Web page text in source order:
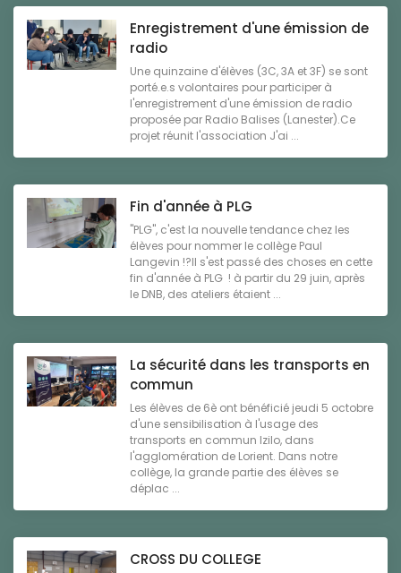
Enregistrement d'une émission de
radio
Une quinzaine d'élèves (3C, 3A et 3F) se sont
porté.e.s volontaires pour participer à
l'enregistrement d'une émission de radio
proposée par Radio Balises (Lanester).Ce
projet réunit l'association J'ai ...
Fin d'année à PLG
"PLG", c'est la nouvelle tendance chez les
élèves pour nommer le collège Paul
Langevin !?Il s'est passé des choses en cette
fin d'année à PLG ! à partir du 29 juin, après
le DNB, des ateliers étaient ...
La sécurité dans les transports en
commun
Les élèves de 6è ont bénéficié jeudi 5 octobre
d'une sensibilisation à l'usage des
transports en commun Izilo, dans
l'agglomération de Lorient. Dans notre
collège, la grande partie des élèves se
déplac ...
CROSS DU COLLEGE